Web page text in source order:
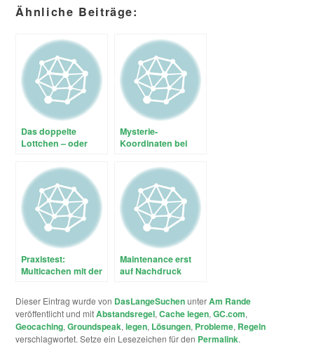
Ähnliche Beiträge:
Das doppelte
Lottchen – oder
richtige Dose?
Mysterie-
Koordinaten bei
Praxistest:
Multicachen mit der
Dakota 20
Maintenance erst
auf Nachdruck
Dieser Eintrag wurde von DasLangeSuchenunterAm Rande
veröffentlicht und mitAbstandsregel,Cache legen,GC.com,
Geocaching,Groundspeak,legen, Lösungen, Probleme, Regeln
verschlagwortet. Setze ein Lesezeichen für den Permalink.